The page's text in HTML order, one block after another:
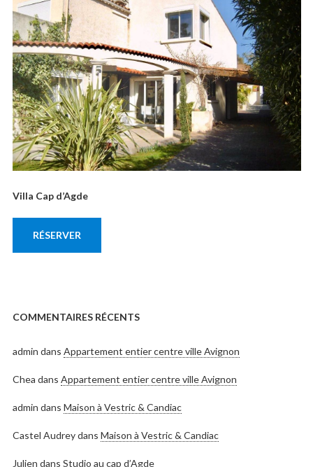
Villa Cap d’Agde
RÉSERVER
COMMENTAIRES RÉCENTS
admin dans Appartement entier centre ville Avignon
Chea dans Appartement entier centre ville Avignon
admin dans Maison à Vestric & Candiac
Castel Audreydans Maison à Vestric & Candiac
Julien dans Studio au cap d’Agde